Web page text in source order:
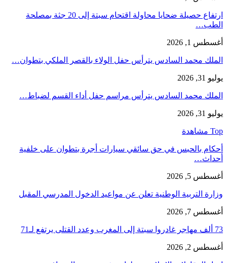
ارتفاع حصيلة ضحايا محاولة اقتحام سبتة إلى 20 جثة بمصلحة
الطب…
أغسطس 1, 2026
الملك محمد السادس يترأس حفل الولاء بالقصر الملكي بتطوان…
يوليو 31, 2026
الملك محمد السادس يترأس مراسم حفل أداء القسم لضباط…
يوليو 31, 2026
Top مشاهدة
أحكام بالحبس في حق سائقي سيارات أجرة بتطوان على خلفية
أحداث…
أغسطس 5, 2026
وزارة التربية الوطنية تعلن عن مواعيد الدخول المدرسي المقبل
أغسطس 7, 2026
73 ألف مهاجر غادروا سبتة إلى المغرب وعدد القتلى يرتفع لـ71
أغسطس 2, 2026